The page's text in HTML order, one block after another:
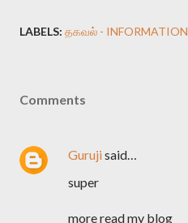
LABELS: தகவல் - INFORMATION
Comments
Gurujisaid…
super
more read my blog